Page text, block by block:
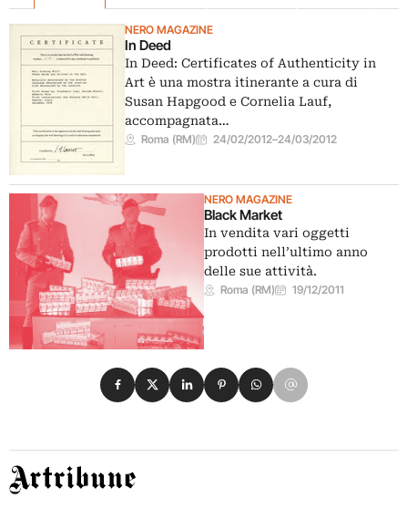
NERO MAGAZINE
In Deed
In Deed: Certificates of Authenticity in
Art è una mostra itinerante a cura di
Susan Hapgood e Cornelia Lauf,
accompagnata…
Roma (RM) 24/02/2012–24/03/2012
NERO MAGAZINE
Black Market
In vendita vari oggetti
prodotti nell’ultimo anno
delle sue attività.
Roma (RM) 19/12/2011
Condividi su Facebook
Condividi su X
Condividi su LinkedIn
Condividi su Pinterest
Condividi su WhatsApp
Condividi su Email
Artribune